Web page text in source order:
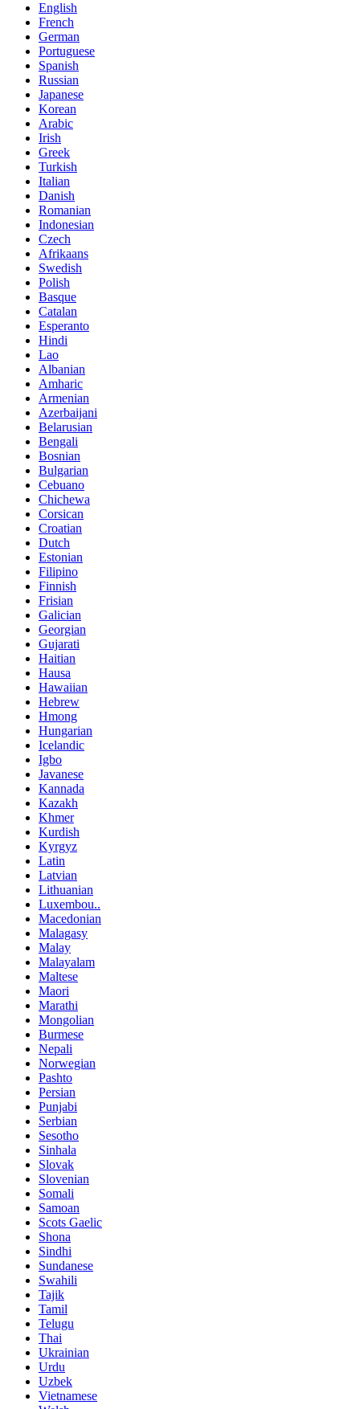
English
French
German
Portuguese
Spanish
Russian
Japanese
Korean
Arabic
Irish
Greek
Turkish
Italian
Danish
Romanian
Indonesian
Czech
Afrikaans
Swedish
Polish
Basque
Catalan
Esperanto
Hindi
Lao
Albanian
Amharic
Armenian
Azerbaijani
Belarusian
Bengali
Bosnian
Bulgarian
Cebuano
Chichewa
Corsican
Croatian
Dutch
Estonian
Filipino
Finnish
Frisian
Galician
Georgian
Gujarati
Haitian
Hausa
Hawaiian
Hebrew
Hmong
Hungarian
Icelandic
Igbo
Javanese
Kannada
Kazakh
Khmer
Kurdish
Kyrgyz
Latin
Latvian
Lithuanian
Luxembou..
Macedonian
Malagasy
Malay
Malayalam
Maltese
Maori
Marathi
Mongolian
Burmese
Nepali
Norwegian
Pashto
Persian
Punjabi
Serbian
Sesotho
Sinhala
Slovak
Slovenian
Somali
Samoan
Scots Gaelic
Shona
Sindhi
Sundanese
Swahili
Tajik
Tamil
Telugu
Thai
Ukrainian
Urdu
Uzbek
Vietnamese